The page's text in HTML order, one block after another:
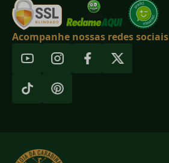
Acompanhe nossas redes sociais